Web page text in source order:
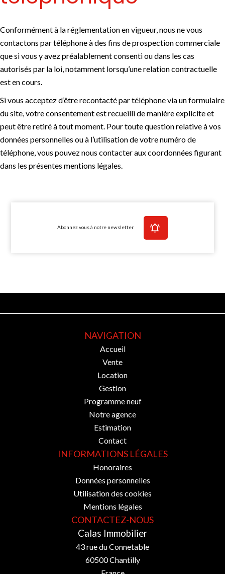
Conformément à la réglementation en vigueur, nous ne vous
contactons par téléphone à des fins de prospection commerciale
que si vous y avez préalablement consenti ou dans les cas
autorisés par la loi, notamment lorsqu’une relation contractuelle
est en cours.
Si vous acceptez d’être recontacté par téléphone via un formulaire
du site, votre consentement est recueilli de manière explicite et
peut être retiré à tout moment. Pour toute question relative à vos
données personnelles ou à l’utilisation de votre numéro de
téléphone, vous pouvez nous contacter aux coordonnées figurant
dans les présentes mentions légales.
Abonnez vous à notre newsletter
NAVIGATION
Accueil
Vente
Location
Gestion
Programme neuf
Notre agence
Estimation
Contact
INFORMATIONS LÉGALES
Honoraires
Données personnelles
Utilisation des cookies
Mentions légales
CONTACTEZ-NOUS
Calas Immobilier
43 rue du Connetable
60500Chantilly